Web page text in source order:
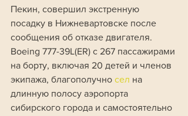
Пекин, совершил экстренную
посадку в Нижневартовске после
сообщения об отказе двигателя.
Boeing 777-39L(ER) с 267 пассажирами
на борту, включая 20 детей и членов
экипажа, благополучно сел на
длинную полосу аэропорта
сибирского города и самостоятельно